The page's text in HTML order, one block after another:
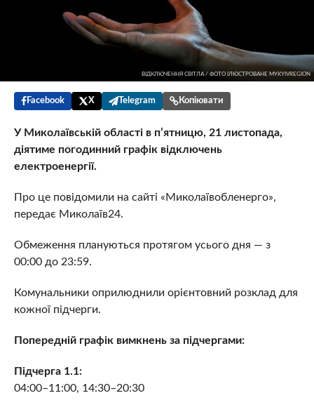
ВІДКЛЮЧЕННЯ СВІТЛА / ФОТО ІЛЮСТРОВАНЕ MYKYIVREGION
Facebook X Telegram Копіювати
У Миколаївській області в п’ятницю, 21 листопада,
діятиме погодинний графік відключень
електроенергії.
Про це повідомили на сайті «Миколаївобленерго»,
передає Миколаїв24.
Обмеження плануються протягом усього дня — з
00:00 до 23:59.
Комунальники оприлюднили орієнтовний розклад для
кожної підчерги.
Попередній графік вимкнень за підчергами:
Підчерга 1.1:
04:00–11:00, 14:30–20:30